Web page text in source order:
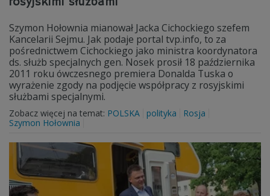
Szymon Hołownia mianował Jacka Cichockiego szefem
Kancelarii Sejmu. Jak podaje portal tvp.info, to za
pośrednictwem Cichockiego jako ministra koordynatora
ds. służb specjalnych gen. Nosek prosił 18 października
2011 roku ówczesnego premiera Donalda Tuska o
wyrażenie zgody na podjęcie współpracy z rosyjskimi
służbami specjalnymi.
Zobacz więcej na temat: POLSKA polityka
Rosja
Szymon Hołownia